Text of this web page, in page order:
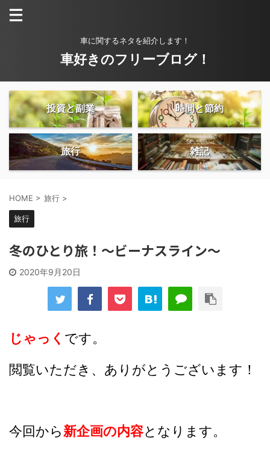
車に関するネタを紹介します！
車好きのフリーブログ！
投資と副業 時間と節約
旅行 雑記
HOME > 旅行 >
旅行
冬のひとり旅！〜ビーナスライン〜
2020年9月20日
じゃっく です。
閲覧いただき、ありがとうございます！
今回から新企画の内容となります。